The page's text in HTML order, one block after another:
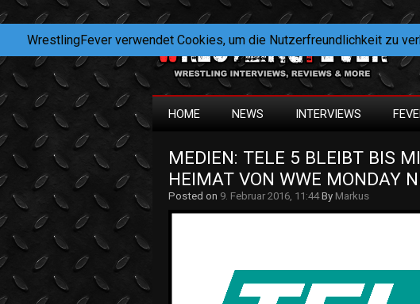
HOME NEWS INTERVIEWS
MEDIEN: TELE 5 BLEIBT BIS
HEIMAT VON WWE MONDAY
Posted on 9. Februar 2016, 11:44By Markus
WrestlingFever verwendet Cookies, um die Nutzerfreundlichkeit zu